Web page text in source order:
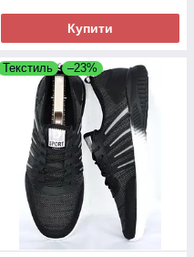
Купити
Текстиль –23%